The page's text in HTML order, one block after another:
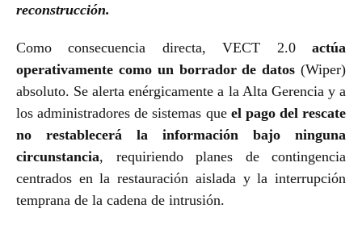
reconstrucción.
Como consecuencia directa, VECT 2.0 actúa
operativamente como un borrador de datos (Wiper)
absoluto. Se alerta enérgicamente a la Alta Gerencia y a
los administradores de sistemas queel pago del rescate
no restablecerá la información bajo ninguna
circunstancia, requiriendo planes de contingencia
centrados en la restauración aislada y la interrupción
temprana de la cadena de intrusión.